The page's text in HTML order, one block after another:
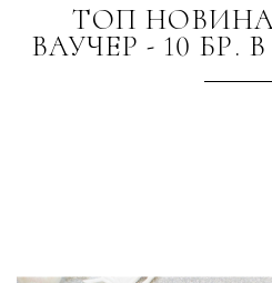
ТОП
ВАУЧЕР - 10